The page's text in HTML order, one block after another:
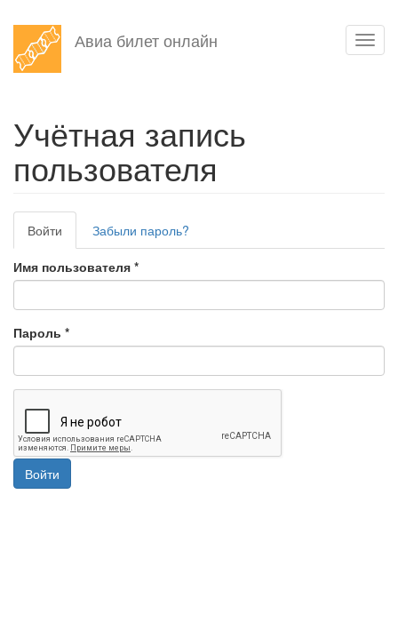
Перейти
основному
Авиа билет онлайн
Учётная запись
пользователя
Главные
вкладки
Войти (активная
вкладка)
Забыли пароль?
Имя пользователя *
Пароль *
Войти